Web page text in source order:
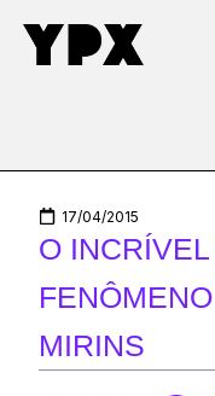
17/04/2015
O
MIRINS